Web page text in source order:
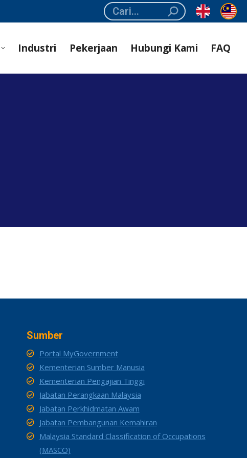
Search:
Industri Pekerjaan Hubungi Kami FAQ
Sumber
Portal MyGovernment
Kementerian Sumber Manusia
Kementerian Pengajian Tinggi
Jabatan Perangkaan Malaysia
Jabatan Perkhidmatan Awam
Jabatan Pembangunan Kemahiran
Malaysia Standard Classification of Occupations
(MASCO)